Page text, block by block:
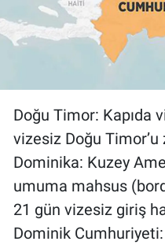
Doğu Timor: Kapıda
vizesiz Doğu
Dominika: Kuzey
umuma mahsus
21 gün vizesiz giriş
Dominik